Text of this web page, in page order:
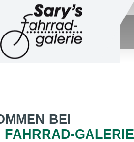
BEI
FAHRRAD-GALERIE